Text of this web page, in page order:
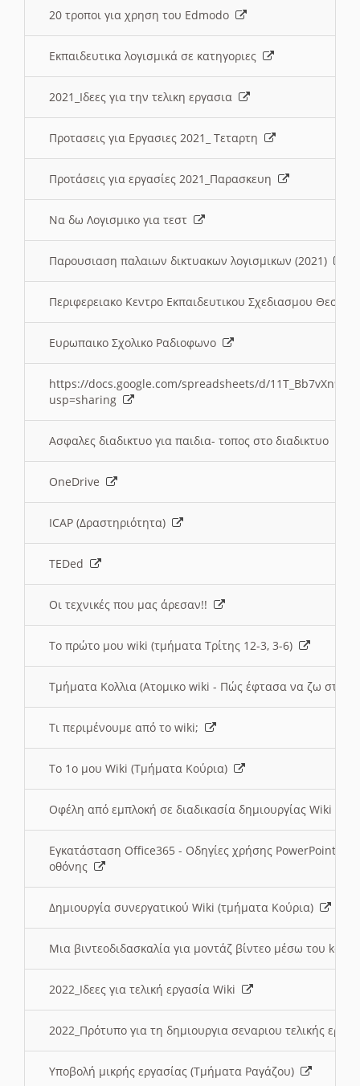
20 τροποι για χρηση του Edmodo
Εκπαιδευτικα λογισμικά σε κατηγοριες
2021_Ιδεες για την τελικη εργασια
Προτασεις για Εργασιες 2021_ Τεταρτη
Προτάσεις για εργασίες 2021_Παρασκευη
Να δω Λογισμικο για τεστ
Παρουσιαση παλαιων δικτυακων λογισμικων (2021)
Περιφερειακο Κεντρο Εκπαιδευτικου Σχεδιασμου
Ευρωπαικο Σχολικο Ραδιοφωνο
https://docs.google.com/spreadsheets/d/
usp=sharing
Ασφαλες διαδικτυο για παιδια- τοπος στο διαδικτυο
OneDrive
ICAP (Δραστηριότητα)
TEDed
Οι τεχνικές που μας άρεσαν!!
Το πρώτο μου wiki (τμήματα Τρίτης 12-3, 3-6)
Τμήματα Κολλια (Ατομικο wiki - Πώς έφτασα να ζω στην
Τι περιμένουμε από το wiki;
Το 1ο μου Wiki (Τμήματα Κούρια)
Οφέλη από εμπλοκή σε διαδικασία δημιουργίας Wiki
Εγκατάσταση Office365 - Οδηγίες χρήσης PowerPoint
οθόνης
Δημιουργία συνεργατικού Wiki (τμήματα Κούρια)
Μια βιντεοδιδασκαλία για μοντάζ βίντεο μέσω του
2022_Ιδεες για τελική εργασία Wiki
2022_Πρότυπο για τη δημιουργια σεναριου τελικής
Υποβολή μικρής εργασίας (Τμήματα Ραγάζου)